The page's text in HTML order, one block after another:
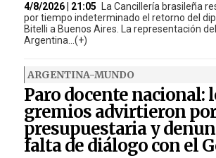
4/8/2026 | 21:05
La Cancillería brasileña
por tiempo indeterminado el retorno del
Bitelli a Buenos Aires. La representación
Argentina...(+)
ARGENTINA-MUNDO
Paro docente nacional:
gremios advirtieron
presupuestaria y
falta de diálogo con el